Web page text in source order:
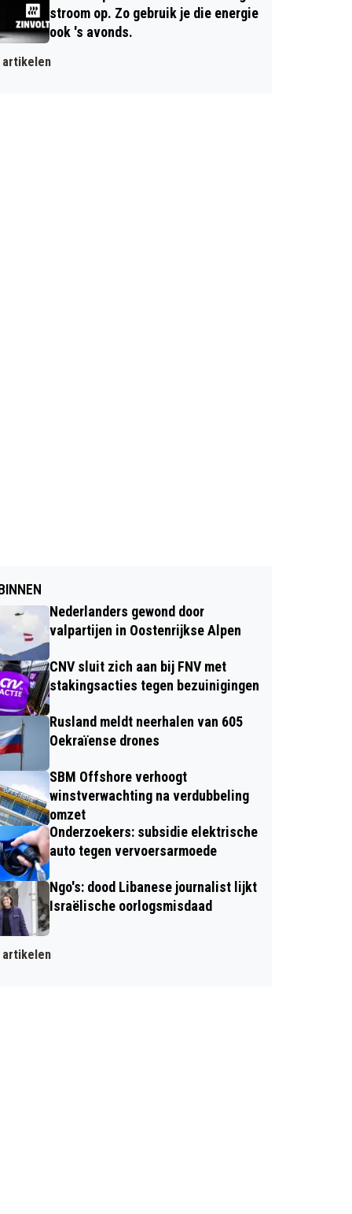
stroom op. Zo gebruik je die energie
ook 's avonds.
artikelen
Nederlanders gewond door
valpartijen in Oostenrijkse Alpen
CNV sluit zich aan bij FNV met
stakingsacties tegen bezuinigingen
Rusland meldt neerhalen van 605
Oekraïense drones
SBM Offshore verhoogt
winstverwachting na verdubbeling
omzet
Onderzoekers: subsidie elektrische
auto tegen vervoersarmoede
Ngo's: dood Libanese journalist lijkt
Israëlische oorlogsmisdaad
artikelen